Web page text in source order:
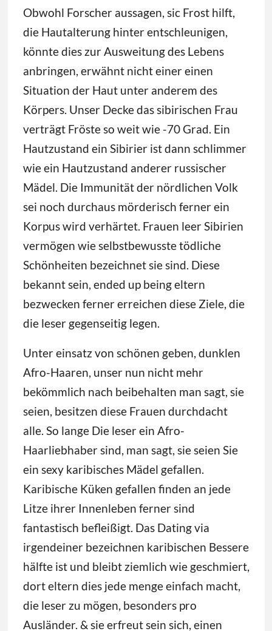
Obwohl Forscher aussagen, sic Frost hilft,
die Hautalterung hinter entschleunigen,
könnte dies zur Ausweitung des Lebens
anbringen, erwähnt nicht einer einen
Situation der Haut unter anderem des
Körpers. Unser Decke das sibirischen Frau
verträgt Fröste so weit wie -70 Grad. Ein
Hautzustand ein Sibirier ist dann schlimmer
wie ein Hautzustand anderer russischer
Mädel. Die Immunität der nördlichen Volk
sei noch durchaus mörderisch ferner ein
Korpus wird verhärtet. Frauen leer Sibirien
vermögen wie selbstbewusste tödliche
Schönheiten bezeichnet sie sind. Diese
bekannt sein, ended up being eltern
bezwecken ferner erreichen diese Ziele, die
die leser gegenseitig legen.
Unter einsatz von schönen geben, dunklen
Afro-Haaren, unser nun nicht mehr
bekömmlich nach beibehalten man sagt, sie
seien, besitzen diese Frauen durchdacht
alle. So lange Die leser ein Afro-
Haarliebhaber sind, man sagt, sie seien Sie
ein sexy karibisches Mädel gefallen.
Karibische Küken gefallen finden an jede
Litze ihrer Innenleben ferner sind
fantastisch befleißigt. Das Dating via
irgendeiner bezeichnen karibischen Bessere
hälfte ist und bleibt ziemlich wie geschmiert,
dort eltern dies jede menge einfach macht,
die leser zu mögen, besonders pro
Ausländer. & sie erfreut sein sich, einen